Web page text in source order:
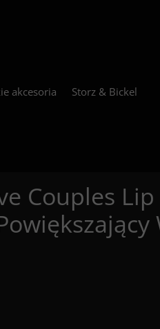
akcesoria Storz & Bickel
Couples Lip